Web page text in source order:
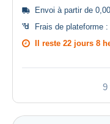
Envoi à partir de
Frais de plateforme :
Il reste 22 jours 8
9